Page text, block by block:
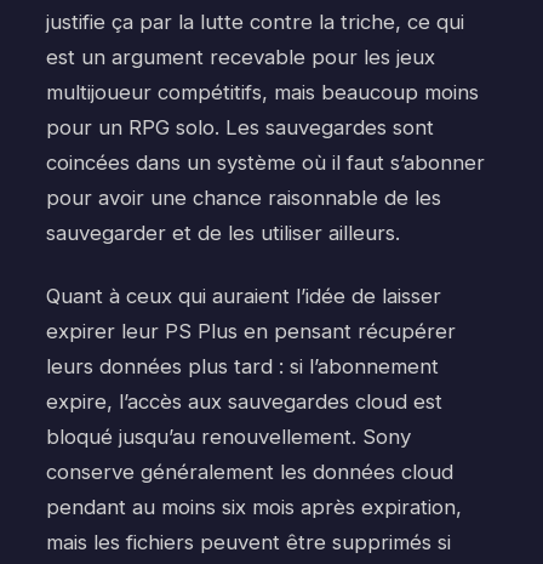
justifie ça par la lutte contre la triche, ce qui
est un argument recevable pour les jeux
multijoueur compétitifs, mais beaucoup moins
pour un RPG solo. Les sauvegardes sont
coincées dans un système où il faut s’abonner
pour avoir une chance raisonnable de les
sauvegarder et de les utiliser ailleurs.
Quant à ceux qui auraient l’idée de laisser
expirer leur PS Plus en pensant récupérer
leurs données plus tard : si l’abonnement
expire, l’accès aux sauvegardes cloud est
bloqué jusqu’au renouvellement. Sony
conserve généralement les données cloud
pendant au moins six mois après expiration,
mais les fichiers peuvent être supprimés si